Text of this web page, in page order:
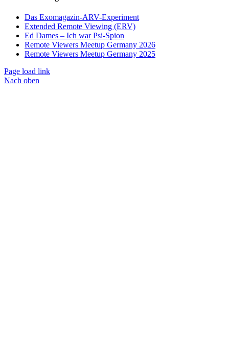
Das Exomagazin-ARV-Experiment
Extended Remote Viewing (ERV)
Ed Dames – Ich war Psi-Spion
Remote Viewers Meetup Germany 2026
Remote Viewers Meetup Germany 2025
Page load link
Nach oben